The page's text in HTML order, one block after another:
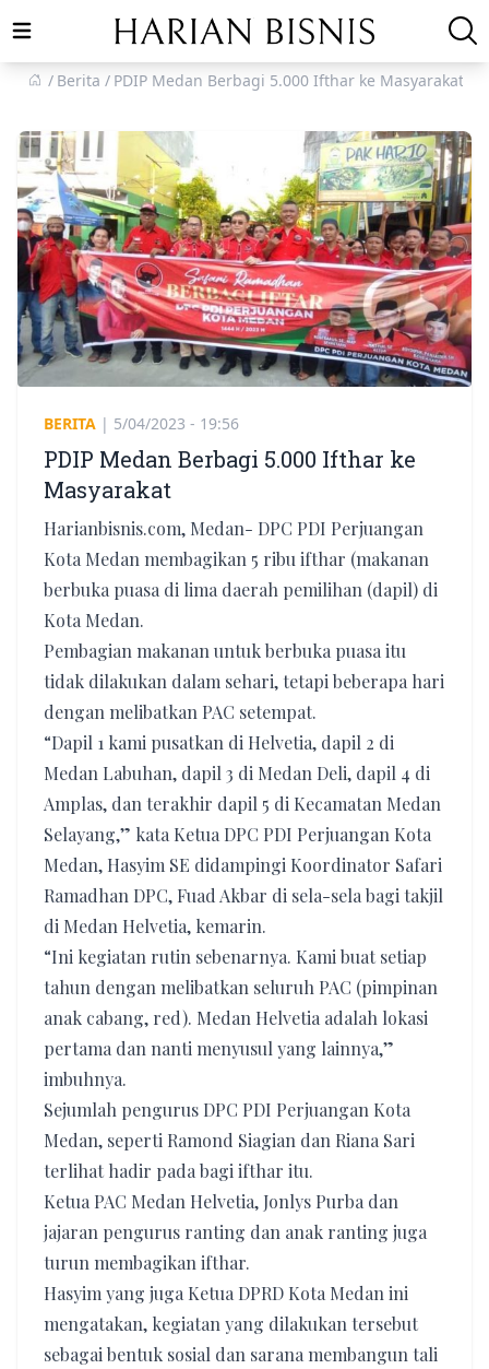
Open main menu
Berita
PDIP Medan Berbagi 5.000 Ifthar ke Masyarakat
BERITA | 5/04/2023 - 19:56
PDIP Medan Berbagi 5.000 Ifthar ke
Masyarakat
Harianbisnis.com, Medan- DPC PDI Perjuangan
Kota Medan membagikan 5 ribu ifthar (makanan
berbuka puasa di lima daerah pemilihan (dapil) di
Kota Medan.
Pembagian makanan untuk berbuka puasa itu
tidak dilakukan dalam sehari, tetapi beberapa hari
dengan melibatkan PAC setempat.
“Dapil 1 kami pusatkan di Helvetia, dapil 2 di
Medan Labuhan, dapil 3 di Medan Deli, dapil 4 di
Amplas, dan terakhir dapil 5 di Kecamatan Medan
Selayang,” kata Ketua DPC PDI Perjuangan Kota
Medan, Hasyim SE didampingi Koordinator Safari
Ramadhan DPC, Fuad Akbar di sela-sela bagi takjil
di Medan Helvetia, kemarin.
“Ini kegiatan rutin sebenarnya. Kami buat setiap
tahun dengan melibatkan seluruh PAC (pimpinan
anak cabang, red). Medan Helvetia adalah lokasi
pertama dan nanti menyusul yang lainnya,”
imbuhnya.
Sejumlah pengurus DPC PDI Perjuangan Kota
Medan, seperti Ramond Siagian dan Riana Sari
terlihat hadir pada bagi ifthar itu.
Ketua PAC Medan Helvetia, Jonlys Purba dan
jajaran pengurus ranting dan anak ranting juga
turun membagikan ifthar.
Hasyim yang juga Ketua DPRD Kota Medan ini
mengatakan, kegiatan yang dilakukan tersebut
sebagai bentuk sosial dan sarana membangun tali